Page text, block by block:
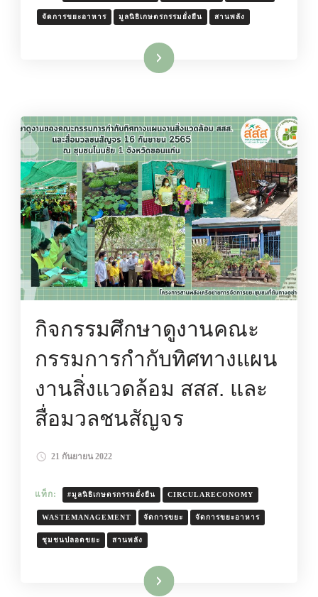
จัดการขยะอาหาร มูลนิธิเกษตรกรรมยั่งยืน สานพลัง
อ่านเพิ่มเติม
กิจกรรมศึกษาดูงานคณะ
กรรมการกำกับทิศทางแผน
งานสิ่งแวดล้อม สสส. และ
สื่อมวลชนสัญจร
21 กันยายน 2022
แท็ก: #มูลนิธิเกษตรกรรมยั่งยืน CIRCULARECONOMY
WASTEMANAGEMENT จัดการขยะ จัดการขยะอาหาร
ชุมชนปลอดขยะ สานพลัง
อ่านเพิ่มเติม